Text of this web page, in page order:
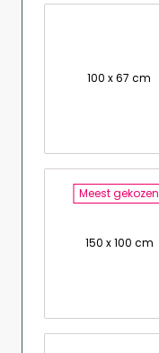
100 x 67 cm
Meest gekozen
150 x 100 cm